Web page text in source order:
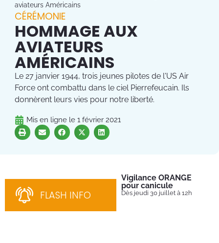
aviateurs Américains
CÉRÉMONIE
HOMMAGE AUX
AVIATEURS
AMÉRICAINS
Le 27 janvier 1944, trois jeunes pilotes de l'US Air
Force ont combattu dans le ciel Pierrefeucain. Ils
donnèrent leurs vies pour notre liberté.
Mis en ligne le 1 février 2021
FLASH INFO
Vigilance ORANGE
pour canicule
Dès jeudi 30 juillet à 12h